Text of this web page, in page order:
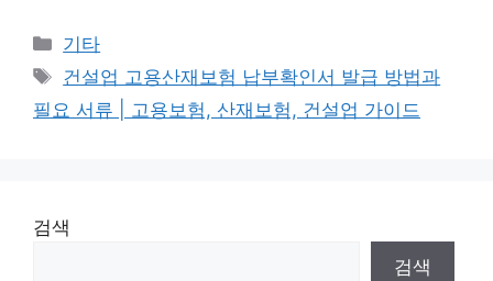
Categories
기타
Tags
건설업 고용산재보험 납부확인서 발급 방법과
필요 서류 | 고용보험, 산재보험, 건설업 가이드
검색
검색